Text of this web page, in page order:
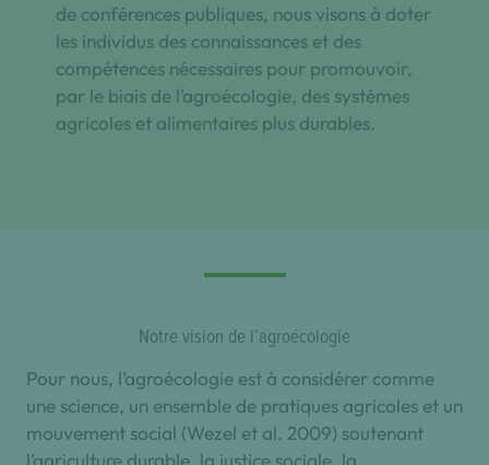
de conférences publiques, nous visons à doter
les individus des connaissances et des
compétences nécessaires pour promouvoir,
par le biais de l’agroécologie, des systèmes
agricoles et alimentaires plus durables.
Notre vision de l’agroécologie
Pour nous, l’agroécologie est à considérer comme
une science, un ensemble de pratiques agricoles et un
mouvement social (Wezel et al. 2009) soutenant